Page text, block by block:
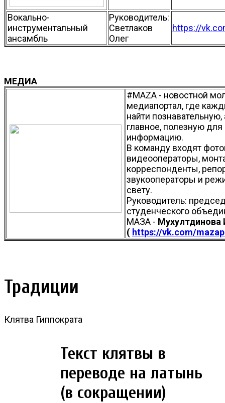
Вокально-
инструментальный
ансамбль
Руководитель:
Светлаков
Олег
https://
МЕДИА
#MAZA - новостной
медиапортал, где
найти
главное, полезную для
информацию.
В команду входят
видеооператоры,
корреспонденты,
звукооператоры и
свету.
Руководитель:
студенческого
МАЗА - Мухултдинова
( https://vk.com/
Традиции
Клятва Гиппократа
Текст клятвы в
переводе на латынь
(в сокращении)